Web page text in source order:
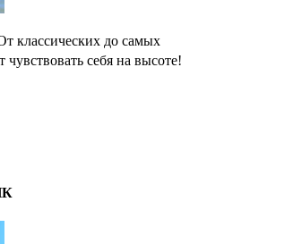
классических до самых
себя на высоте!